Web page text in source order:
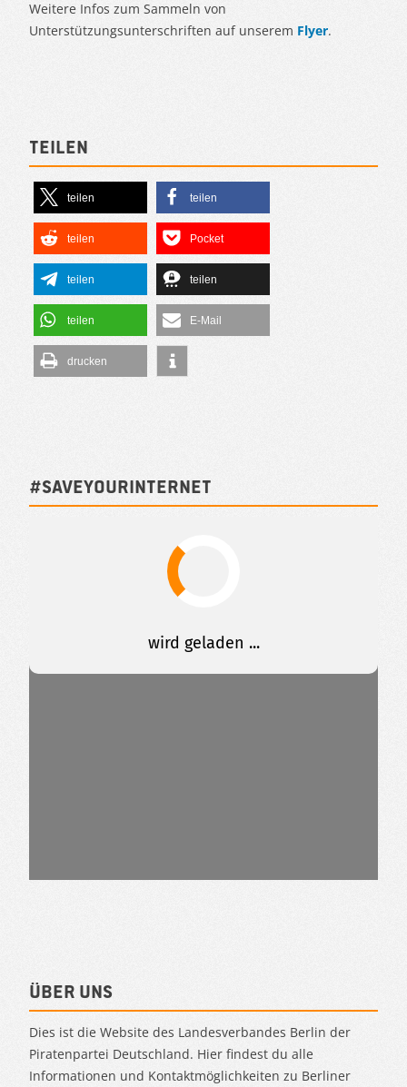
Weitere Infos zum Sammeln von
Unterstützungsunterschriften auf unserem Flyer.
Teilen
teilen teilen
teilen Pocket
teilen teilen
teilen E-Mail
drucken
#SAVEYOURINTERNET
Über uns
Dies ist die Website des Landesverbandes Berlin der
Piratenpartei Deutschland. Hier findest du alle
Informationen und Kontaktmöglichkeiten zu Berliner